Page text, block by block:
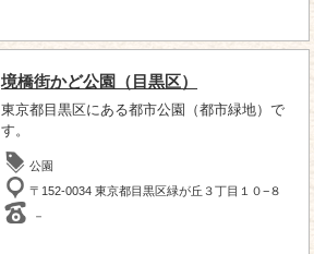
境橋街かど公園（目黒区）
東京都目黒区にある都市公園（都市緑地）で
す。
公園
〒152-0034 東京都目黒区緑が丘３丁目１０−８
－